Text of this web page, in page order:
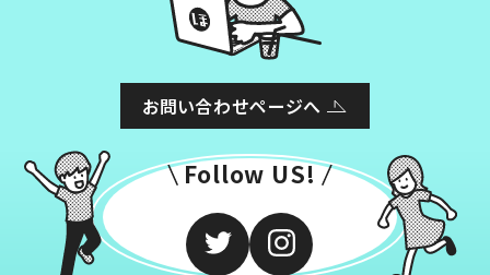
お問い合わせページへ
Follow US!